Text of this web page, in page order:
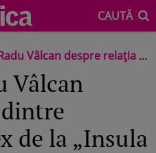
CAUTĂ
Teodora și Alex de la „Insula Iubirii”. Actorul a văzut cu ochii lui ce se petrece între cei doi
Vâlcan
de la „Insula